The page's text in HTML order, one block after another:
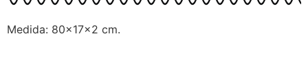
Medida: 80x17x2 cm.